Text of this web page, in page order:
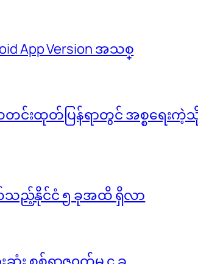
App Version အသစ္
ထုတ်ပြန်ရာတွင် အစ္စရေးကဲ့သို့
က်သည့်နိုင်ငံ ၅ ခုအထိ ရှိလာ